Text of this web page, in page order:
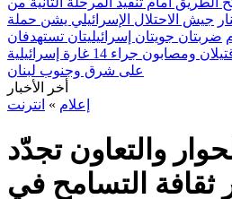
جيش الاحتلال الإسرائيلي يشن حملة
ضربتان جويتان إسرائيليتان تستهدفان
قتيلان ومصابون جراء 14 غارة إسرائيلية
على شرق وجنوب لبنان
أخر الأخبار
إعلام » انترنت
والتعاون تجدّد
ثقافة التسامح في